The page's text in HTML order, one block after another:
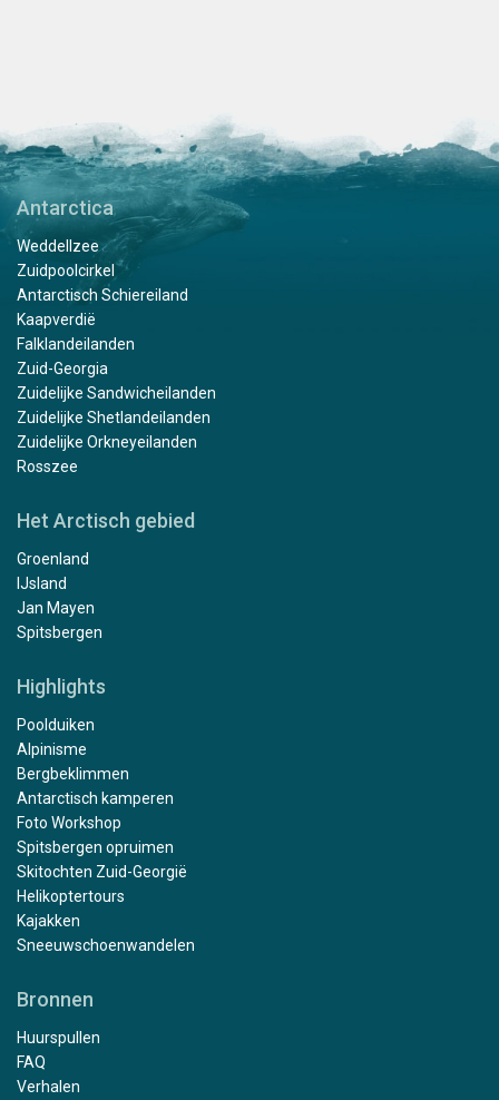
Antarctica
Weddellzee
Zuidpoolcirkel
Antarctisch Schiereiland
Kaapverdië
Falklandeilanden
Zuid-Georgia
Zuidelijke Sandwicheilanden
Zuidelijke Shetlandeilanden
Zuidelijke Orkneyeilanden
Rosszee
Het Arctisch gebied
Groenland
IJsland
Jan Mayen
Spitsbergen
Highlights
Poolduiken
Alpinisme
Bergbeklimmen
Antarctisch kamperen
Foto Workshop
Spitsbergen opruimen
Skitochten Zuid-Georgië
Helikoptertours
Kajakken
Sneeuwschoenwandelen
Bronnen
Huurspullen
FAQ
Verhalen